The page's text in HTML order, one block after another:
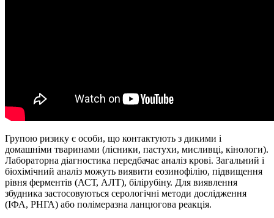
Групою ризику є особи, що контактують з дикими і
домашніми тваринами (лісники, пастухи, мисливці, кінологи).
Лабораторна діагностика передбачає аналіз крові. Загальний і
біохімічний аналіз можуть виявити еозинофілію, підвищення
рівня ферментів (АСТ, АЛТ), білірубіну. Для виявлення
збудника застосовуються серологічні методи дослідження
(ІФА, РНГА) або полімеразна ланцюгова реакція.